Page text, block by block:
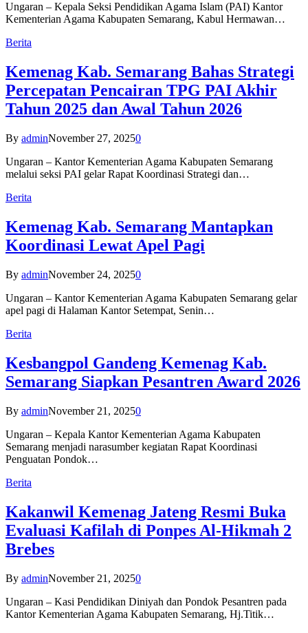
Ungaran – Kepala Seksi Pendidikan Agama Islam (PAI) Kantor
Kementerian Agama Kabupaten Semarang, Kabul Hermawan…
Berita
Kemenag Kab. Semarang Bahas Strategi
Percepatan Pencairan TPG PAI Akhir
Tahun 2025 dan Awal Tahun 2026
By adminNovember 27, 20250
Ungaran – Kantor Kementerian Agama Kabupaten Semarang
melalui seksi PAI gelar Rapat Koordinasi Strategi dan…
Berita
Kemenag Kab. Semarang Mantapkan
Koordinasi Lewat Apel Pagi
By adminNovember 24, 20250
Ungaran – Kantor Kementerian Agama Kabupaten Semarang gelar
apel pagi di Halaman Kantor Setempat, Senin…
Berita
Kesbangpol Gandeng Kemenag Kab.
Semarang Siapkan Pesantren Award 2026
By adminNovember 21, 20250
Ungaran – Kepala Kantor Kementerian Agama Kabupaten
Semarang menjadi narasumber kegiatan Rapat Koordinasi
Penguatan Pondok…
Berita
Kakanwil Kemenag Jateng Resmi Buka
Evaluasi Kafilah di Ponpes Al-Hikmah 2
Brebes
By adminNovember 21, 20250
Ungaran – Kasi Pendidikan Diniyah dan Pondok Pesantren pada
Kantor Kementerian Agama Kabupaten Semarang, Hj.Titik…